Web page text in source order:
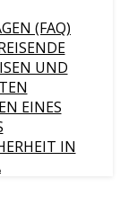
(FAQ)
UND
EINES
IN